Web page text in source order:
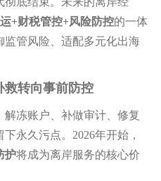
+财税管控+风险防控的一体
管风险、适配多元化出海
救转向事前防控
冻账户、补做审计、修复
永久污点。 2026年开始，
护将成为离岸服务的核心价